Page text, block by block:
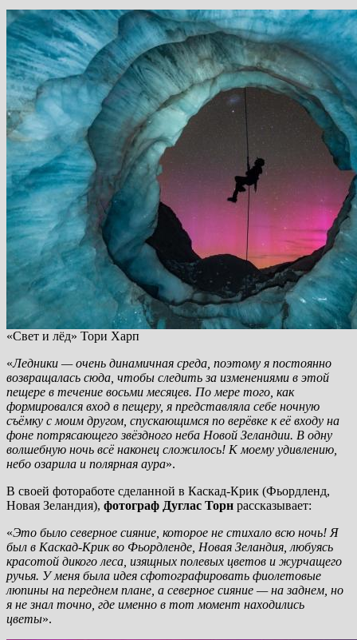
«Свет и лёд» Тори Харп
«Ледники — очень динамичная среда, поэтому я постоянно
возвращалась сюда, чтобы следить за изменениями в этой
пещере в течение восьми месяцев. По мере того, как
формировался вход в пещеру, я представляла себе ночную
съёмку с моим другом, спускающимся по верёвке к её входу на
фоне потрясающего звёздного неба Новой Зеландии. В одну
волшебную ночь всё наконец сложилось! К моему удивлению,
небо озарила и полярная аура».
В своей фотоработе сделанной в Каскад-Крик (Фьордленд,
Новая Зеландия), фотограф Дуглас Торн рассказывает:
«Это было северное сияние, которое не стихало всю ночь! Я
был в Каскад-Крик во Фьордленде, Новая Зеландия, любуясь
красотой дикого леса, изящных полевых цветов и журчащего
ручья. У меня была идея сфотографировать фиолетовые
люпины на переднем плане, а северное сияние — на заднем, но
я не знал точно, где именно в тот момент находились
цветы».